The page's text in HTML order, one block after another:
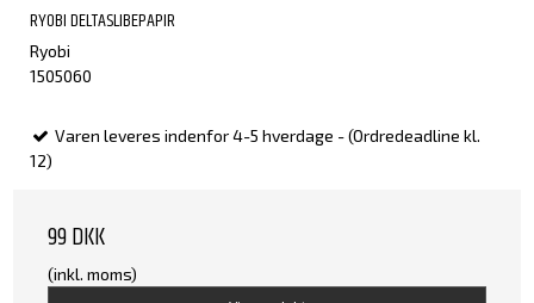
RYOBI DELTASLIBEPAPIR
Ryobi
1505060
Varen leveres indenfor 4-5 hverdage - (Ordredeadline kl.
12)
99 DKK
(inkl. moms)